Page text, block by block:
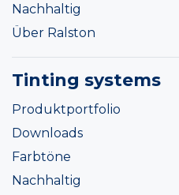
Nachhaltig
Über Ralston
Tinting systems
Produktportfolio
Downloads
Farbtöne
Nachhaltig